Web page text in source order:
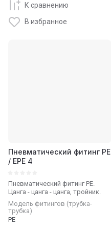
К сравнению
В избранное
Пневматический фитинг PE
/ EPE 4
Пневматический фитинг PE.
Цанга - цанга - цанга, тройник.
Модель фитингов (трубка-
трубка)
PE